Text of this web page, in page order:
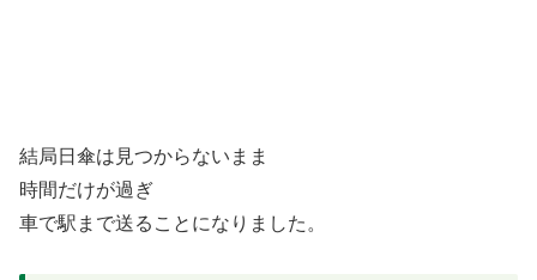
結局日傘は見つからないまま
時間だけが過ぎ
車で駅まで送ることになりました。